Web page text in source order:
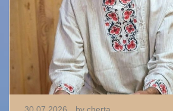
30.07.2026 by cherta